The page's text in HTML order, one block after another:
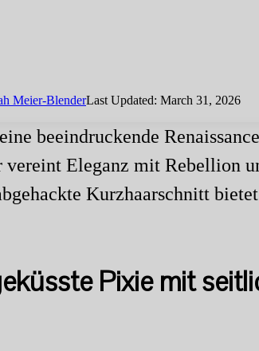
Meier-BlenderLast Updated: March 31, 2026
beeindruckende
Eleganz mit Rebellion
Kurzhaarschnitt
Pixie mit